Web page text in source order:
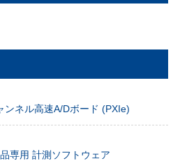
ンネル高速A/Dボード (PXIe)
専用 計測ソフトウェア